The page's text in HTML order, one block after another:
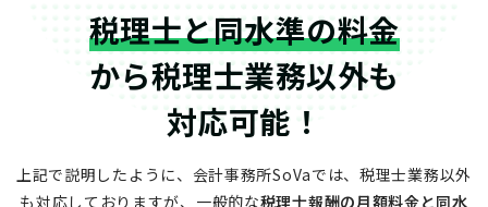
税理士と同水準の料金
から税理士業務以外も
対応可能！
上記で説明したように、会計事務所SoVaでは、税理士業務以外
も対応しておりますが、 一般的な税理士報酬の月額料金と同水